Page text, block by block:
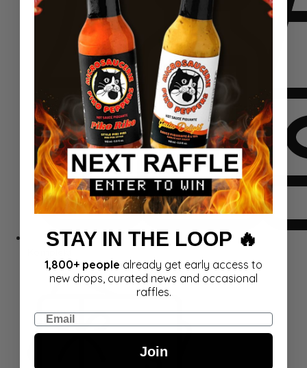
STAY IN THE LOOP 🔥
1,800+ people already get early access to
new drops, curated news and occasional
raffles.
Email
Join